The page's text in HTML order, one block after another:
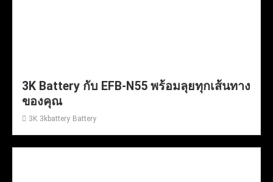
3K Battery กับ EFB-N55 พร้อมลุยทุกเส้นทาง
ของคุณ
3K 3kbattery Battery